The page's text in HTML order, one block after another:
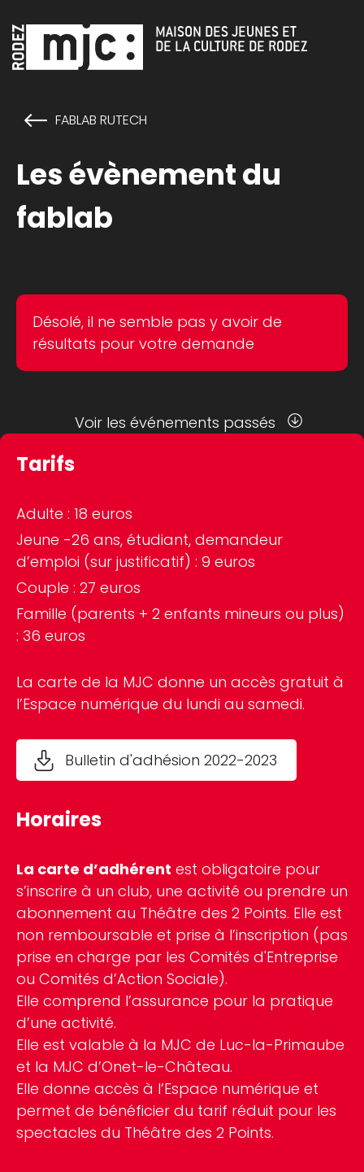
MAISON DES JEUNES ET
DE LA CULTURE DE RODEZ
FABLAB RUTECH
Les évènement du
fablab
Désolé, il ne semble pas y avoir de
résultats pour votre demande
Voir les événements passés
Tarifs
Adulte : 18 euros
Jeune -26 ans, étudiant, demandeur
d’emploi (sur justificatif) : 9 euros
Couple : 27 euros
Famille (parents + 2 enfants mineurs ou plus)
: 36 euros
La carte de la MJC donne un accès gratuit à
l’Espace numérique du lundi au samedi.
Bulletin d'adhésion 2022-2023
Horaires
La carte d’adhérent est obligatoire pour
s’inscrire à un club, une activité ou prendre un
abonnement au Théâtre des 2 Points. Elle est
non remboursable et prise à l’inscription (pas
prise en charge par les Comités d'Entreprise
ou Comités d’Action Sociale).
Elle comprend l’assurance pour la pratique
d’une activité.
Elle est valable à la MJC de Luc-la-Primaube
et la MJC d’Onet-le-Château.
Elle donne accès à l’Espace numérique et
permet de bénéficier du tarif réduit pour les
spectacles du Théâtre des 2 Points.